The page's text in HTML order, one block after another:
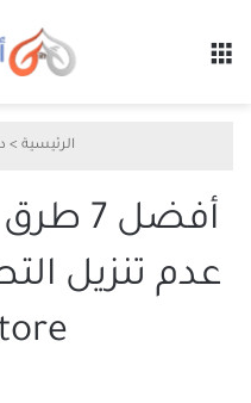
الرئيسية >
أفضل